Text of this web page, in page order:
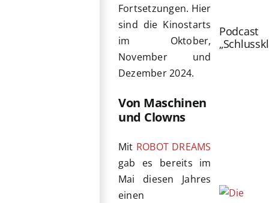
Fortsetzungen. Hier
sind die Kinostarts
im Oktober,
November und
Dezember 2024.
Von Maschinen
und Clowns
Mit ROBOT DREAMS
gab es bereits im
Mai diesen Jahres
einen
Podcast